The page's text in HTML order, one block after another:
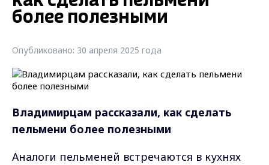
более полезными
Опубликовано: 30 апреля 2025 года
Владимирцам рассказали, как сделать
пельмени более полезными
Аналоги пельменей встречаются в кухнях